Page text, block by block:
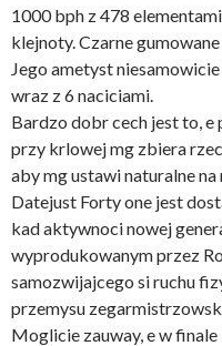
1000 bph z 478
klejnoty. Czarne
Jego ametyst
wraz z 6 naciciami.
Bardzo dobr cech jest to,
przy krlowej mg zbiera
aby mg ustawi naturalne na
Datejust Forty one jest
kad aktywnoci nowej
wyprodukowanym przez
samozwijajcego si ruchu
przemysu
Moglicie zauway, e w